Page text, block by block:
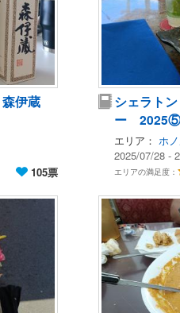
森伊蔵
105票
シェラト
ー 2025⑤
エリア： ホ
2025/07/28 -
エリアの満足度：